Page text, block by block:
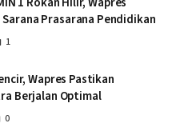
Prasarana Pendidikan
1
Wapres Pastikan
Berjalan Optimal
0